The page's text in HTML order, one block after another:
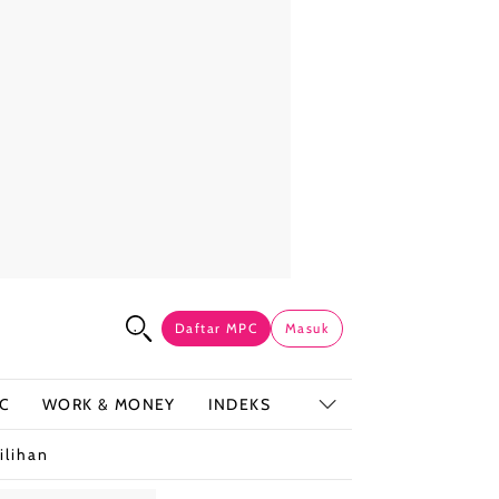
Daftar MPC Masuk
WORK & MONEY INDEKS